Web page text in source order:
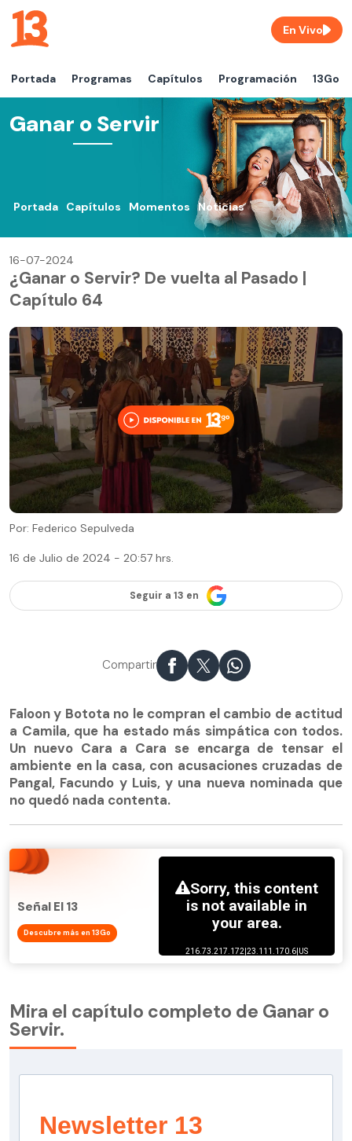
Portada Programas Capítulos Programación 13Go
En Vivo
Ganar o Servir
Portada Capítulos Momentos Noticias
16-07-2024
¿Ganar o Servir? De vuelta al Pasado |
Capítulo 64
Por: Federico Sepulveda
16 de Julio de 2024 - 20:57 hrs.
Seguir a 13 en
Compartir
Faloon y Botota no le compran el cambio de actitud
a Camila, que ha estado más simpática con todos.
Un nuevo Cara a Cara se encarga de tensar el
ambiente en la casa, con acusaciones cruzadas de
Pangal, Facundo y Luis, y una nueva nominada que
no quedó nada contenta.
Señal El 13
Descubre más en 13Go
Mira el capítulo completo de Ganar o
Servir.
Newsletter 13